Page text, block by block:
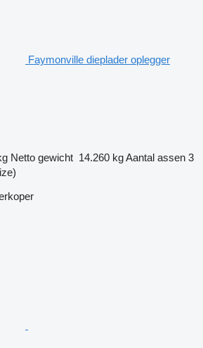
Faymonville dieplader oplegger
Netto gewicht 14.260 kgAantal assen 3